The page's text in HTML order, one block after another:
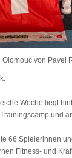
Olomouc von Pavel
Woche liegt
und
66 Spielerinnen
Fitness- und